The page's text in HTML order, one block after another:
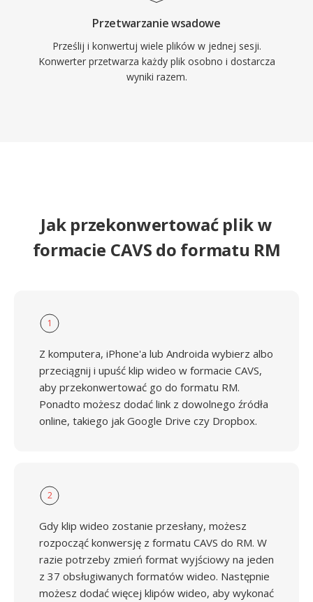
informacyjnych, instytucjach edukacyjnych i
RealMedia w okresie jego szczytowej
Przetwarzanie wsadowe
Prześlij i konwertuj wiele plików w jednej sesji.
Konwerter przetwarza każdy plik osobno i dostarcza
wyniki razem.
Jak przekonwertować plik w
formacie CAVS do formatu RM
1
Z komputera, iPhone'a lub Androida wybierz albo
przeciągnij i upuść klip wideo w formacie CAVS,
aby przekonwertować go do formatu RM.
Ponadto możesz dodać link z dowolnego źródła
online, takiego jak Google Drive czy Dropbox.
2
Gdy klip wideo zostanie przesłany, możesz
rozpocząć konwersję z formatu CAVS do RM. W
razie potrzeby zmień format wyjściowy na jeden
z 37 obsługiwanych formatów wideo. Następnie
możesz dodać więcej klipów wideo, aby wykonać